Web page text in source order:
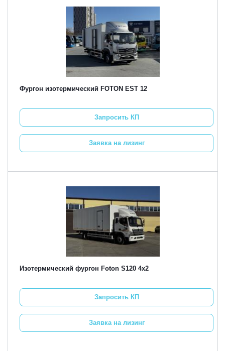
Фургон изотермический FOTON EST 12
Запросить КП
Заявка на лизинг
Изотермический фургон Foton S120 4х2
Запросить КП
Заявка на лизинг